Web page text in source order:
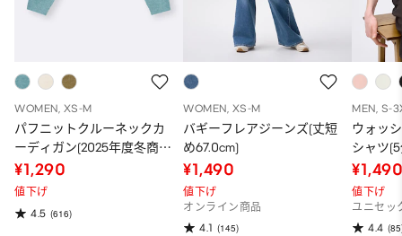
WOMEN, XS-M
パフニットクルーネックカ
ーディガン(2025年度冬商
品)
¥1,290
値下げ
4.5 (616)
WOMEN, XS-M
バギーフレアジーンズ(丈短
め67.0cm)
¥1,490
値下げ
オンライン商品
4.1 (145)
MEN, S-
ウォッ
シャツ
値下げ
ユニセッ
4.4